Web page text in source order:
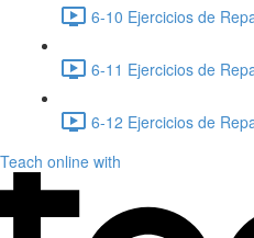
6-10 Ejercicios de
6-11 Ejercicios de
6-12 Ejercicios de
Teach online with